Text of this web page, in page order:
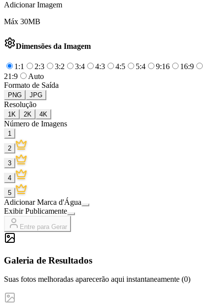
Adicionar Imagem
Máx 30MB
Dimensões da Imagem
1:1 2:3 3:2 3:4 4:3 4:5 5:4 9:16
16:9
21:9
Auto
Formato de Saída
PNG JPG
Resolução
1K 2K 4K
Número de Imagens
1
2
3
4
5
Adicionar Marca d'Água
Exibir Publicamente
Entre para Gerar
Galeria de Resultados
Suas fotos melhoradas aparecerão aqui instantaneamente (0)